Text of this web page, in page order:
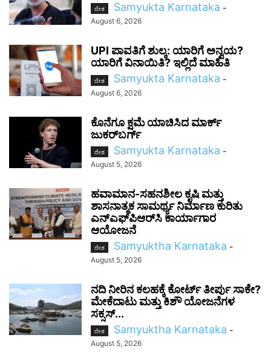
ದೇಶ Samyukta Karnataka -
August 6, 2026
UPI ಪಾವತಿಗೆ ಶುಲ್ಕ: ಯಾರಿಗೆ ಅನ್ವಯ?
ಯಾರಿಗೆ ವಿನಾಯಿತಿ? ಇಲ್ಲಿದೆ ಮಾಹಿತಿ
ದೇಶ Samyukta Karnataka -
August 6, 2026
ಕೊನೆಗೂ ಕ್ಷಮೆ ಯಾಚಿಸಿದ ಮಾರ್ಕ್
ಜುಕರ್‌ಬರ್ಗ್
ದೇಶ Samyukta Karnataka -
August 5, 2026
ಹವಾಮಾನ-ಸಹನಶೀಲ ಕೃಷಿ ಮತ್ತು
ಶಾಸನಾತ್ಮಕ ಸಾಮರ್ಥ್ಯ ನಿರ್ಮಾಣ ಕುರಿತು
ಎನ್‌ಎಫ್‌ಪಿಆರ್‌ಸಿ ಕಾರ್ಯಾಗಾರ
ಆಯೋಜನೆ
ದೇಶ Samyuktha Karnataka -
August 5, 2026
ನದಿ ನೀರಿನ ಕಲಹಕ್ಕೆ ಕೋರ್ಟ್ ತೀರ್ಪು ಸಾಕೇ?
ಮೇಕೆದಾಟು ಮತ್ತು ಕಿಶೌ ಯೋಜನೆಗಳ
ಸಕ್ಸಸ್...
ದೇಶ Samyuktha Karnataka -
August 5, 2026